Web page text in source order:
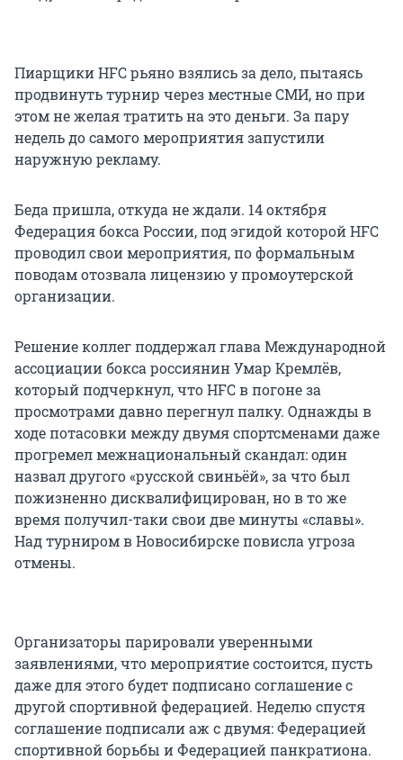
Пиарщики HFC рьяно взялись за дело, пытаясь
продвинуть турнир через местные СМИ, но при
этом не желая тратить на это деньги. За пару
недель до самого мероприятия запустили
наружную рекламу.
Беда пришла, откуда не ждали. 14 октября
Федерация бокса России, под эгидой которой HFC
проводил свои мероприятия, по формальным
поводам отозвала лицензию у промоутерской
организации.
Решение коллег поддержал глава Международной
ассоциации бокса россиянин Умар Кремлёв,
который подчеркнул, что HFC в погоне за
просмотрами давно перегнул палку. Однажды в
ходе потасовки между двумя спортсменами даже
прогремел межнациональный скандал: один
назвал другого «русской свиньёй», за что был
пожизненно дисквалифицирован, но в то же
время получил-таки свои две минуты «славы».
Над турниром в Новосибирске повисла угроза
отмены.
Организаторы парировали уверенными
заявлениями, что мероприятие состоится, пусть
даже для этого будет подписано соглашение с
другой спортивной федерацией. Неделю спустя
соглашение подписали аж с двумя: Федерацией
спортивной борьбы и Федерацией панкратиона.